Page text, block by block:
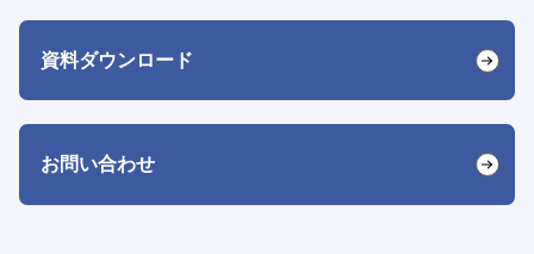
資料ダウンロード
お問い合わせ